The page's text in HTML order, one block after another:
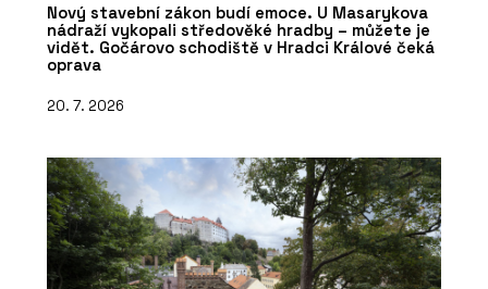
Nový stavební zákon budí emoce. U Masarykova
nádraží vykopali středověké hradby – můžete je
vidět. Gočárovo schodiště v Hradci Králové čeká
oprava
20. 7. 2026